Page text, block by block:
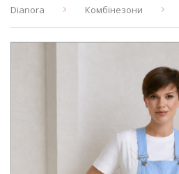
Dianora Комбінезони